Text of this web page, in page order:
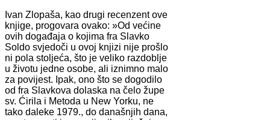
Ivan Zlopaša, kao drugi recenzent ove
knjige, progovara ovako: »Od većine
ovih događaja o kojima fra Slavko
Soldo svjedoči u ovoj knjizi nije prošlo
ni pola stoljeća, što je veliko razdoblje
u životu jedne osobe, ali iznimno malo
za povijest. Ipak, ono što se dogodilo
od fra Slavkova dolaska na čelo župe
sv. Ćirila i Metoda u New Yorku, ne
tako daleke 1979., do današnjih dana,